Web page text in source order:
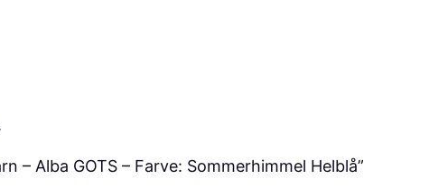
m
– Alba GOTS – Farve: Sommerhimmel Helblå”